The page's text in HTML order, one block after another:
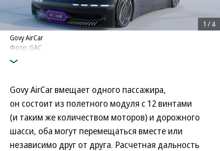
Govy AirCar
Фото: GAC
1 / 4
Govy AirCar вмещает одного пассажира,
он состоит из полетного модуля с 12 винтами
(и таким же количеством моторов) и дорожного
шасси, оба могут перемещаться вместе или
независимо друг от друга. Расчетная дальность